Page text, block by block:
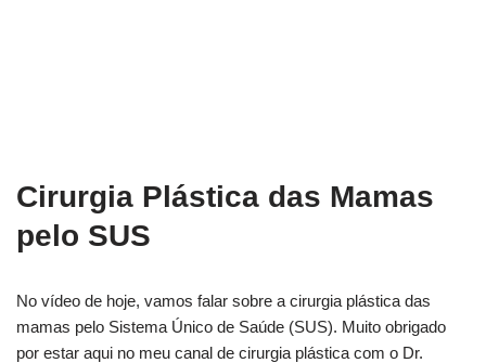
Cirurgia Plástica das Mamas
pelo SUS
No vídeo de hoje, vamos falar sobre a cirurgia plástica das
mamas pelo Sistema Único de Saúde (SUS). Muito obrigado
por estar aqui no meu canal de cirurgia plástica com o Dr.